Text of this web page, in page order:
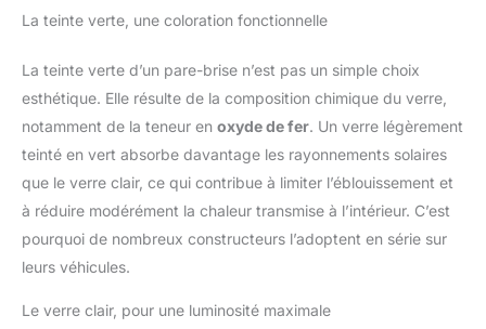
La teinte verte, une coloration fonctionnelle
La teinte verte d’un pare-brise n’est pas un simple choix
esthétique. Elle résulte de la composition chimique du verre,
notamment de la teneur en oxyde de fer. Un verre légèrement
teinté en vert absorbe davantage les rayonnements solaires
que le verre clair, ce qui contribue à limiter l’éblouissement et
à réduire modérément la chaleur transmise à l’intérieur. C’est
pourquoi de nombreux constructeurs l’adoptent en série sur
leurs véhicules.
Le verre clair, pour une luminosité maximale